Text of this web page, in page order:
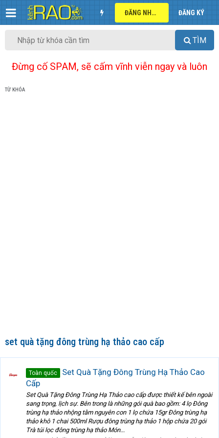
ĐĂNG NHẬP ĐĂNG KÝ
TÌM
Đừng cố SPAM, sẽ cấm vĩnh viễn ngay và luôn
TỪ KHÓA
set quà tặng đông trùng hạ thảo cao cấp
Toàn quốc
Set Quà Tặng Đông Trùng Hạ Thảo Cao
Cấp
Set Quà Tặng Đông Trùng Hạ Thảo cao cấp được thiết kế bên ngoài
sang trọng, lịch sự. Bên trong là những gói quà bao gồm: 4 lọ Đông
trùng hạ thảo nhộng tằm nguyên con 1 lọ chứa 15gr Đông trùng hạ
thảo khô 1 chai 500ml Rượu đông trùng hạ thảo 1 hộp chứa 20 gói
Trà túi lọc đông trùng hạ thảo Món...